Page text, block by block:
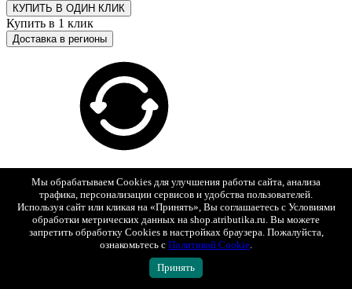
КУПИТЬ В ОДИН КЛИК
Купить в 1 клик
Доставка в регионы
Мы обрабатываем Cookies для улучшения работы сайта, анализа
трафика, персонализации сервисов и удобства пользователей.
Используя сайт или кликая на «Принять», Вы соглашаетесь с Условиями
обработки метрических данных на shop.atributika.ru. Вы можете
запретить обработку Cookies в настройках браузера. Пожалуйста,
ознакомьтесь с Политикой Cookie.
Принять